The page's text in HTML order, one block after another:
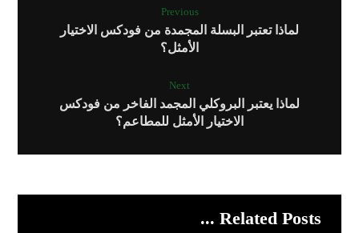
Previous
لماذا تعتبر البسلة المجمدة من فودكس الاختيار
الأمثل؟
Next
لماذا يعتبر البروكلي المجمد الفاخر من فودكس
الاختيار الأمثل للمطاعم؟
Related Posts ...